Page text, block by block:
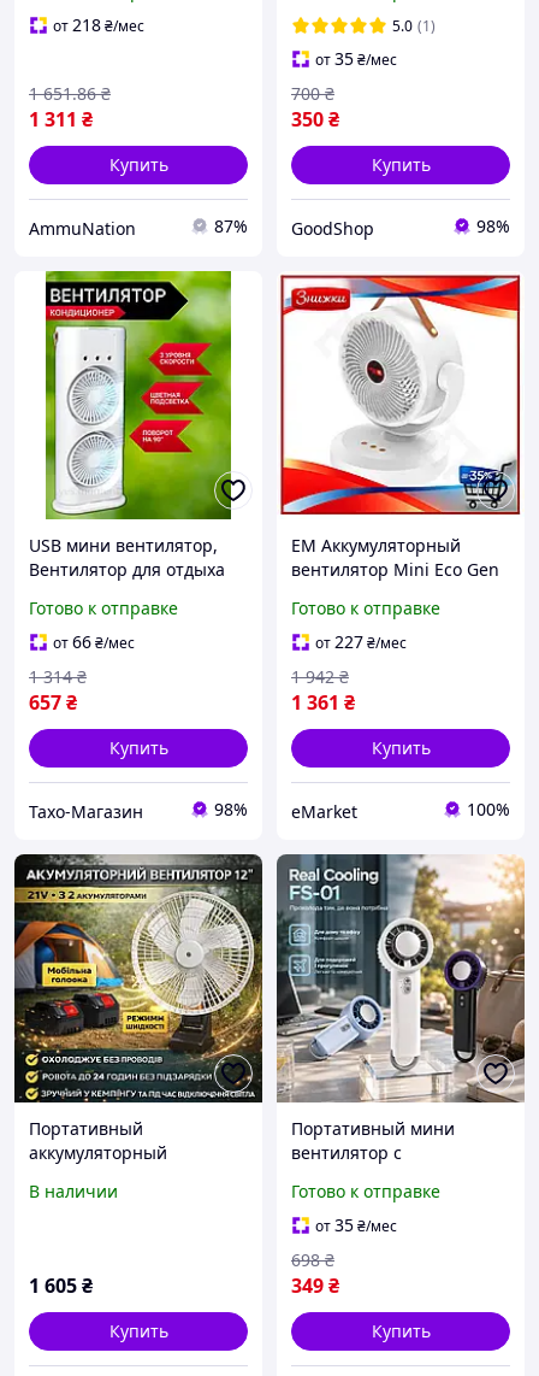
от218₴/мес
1 311 ₴
1 651.86 ₴
Купить
AmmuNation 87%
охлаждения для
активного отдыха на
природе
5.0 (1)
от35₴/мес
350₴
700 ₴
Купить
GoodShop 98%
USB мини вентилятор,
Вентилятор для отдыха
THO
Готово к отправке
от66₴/мес
657₴
1 314 ₴
Купить
Тахо-Магазин 98%
EM Аккумуляторный
вентилятор Mini Eco Gen
для кемпинга и отдыха на
природе бел MAR_K
Готово к отправке
от227₴/мес
1 361 ₴
1 942 ₴
Купить
eMarket 100%
Портативный
аккумуляторный
дюймов с
природе
В наличии
1 605₴
Купить
Портативный мини
вентилятор с
функцией охлаждения
для путешествий и
отдыха на природе в
жаркое лето
Готово к отправке
от35₴/мес
349₴
698 ₴
Купить